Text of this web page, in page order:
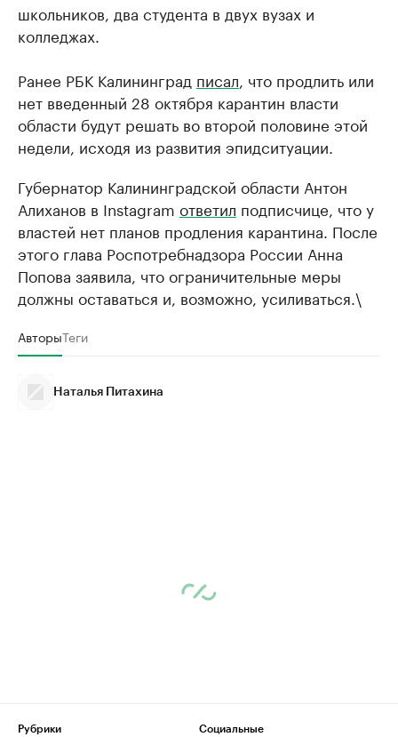
школьников, два студента в двух вузах и
колледжах.
Ранее РБК Калининград писал , что продлить или
нет введенный 28 октября карантин власти
области будут решать во второй половине этой
недели, исходя из развития эпидситуации.
Губернатор Калининградской области Антон
Алиханов в Instagram ответил подписчице, что у
властей нет планов продления карантина. После
этого глава Роспотребнадзора России Анна
Попова заявила, что ограничительные меры
должны оставаться и, возможно, усиливаться.\
АвторыТеги
Наталья Питахина
Рубрики
Социальные